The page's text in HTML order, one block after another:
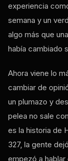
experiencia
semana y un
algo más que
había cambiado
Ahora viene lo
cambiar de
un plumazo y
pelea no sale
es la historia de
327, la gente
empezó a